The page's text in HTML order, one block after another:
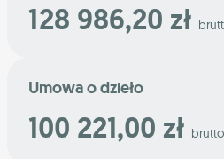
128 986,20 zł
Umowa o dzieło
100 221,00 zł brutto